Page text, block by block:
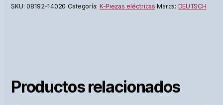
SKU:08192-14020 Categoría: K-Piezas eléctricas Marca: DEUTSCH
Productos relacionados